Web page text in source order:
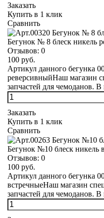
Заказать
Купить в 1 клик
Сравнить
Бегунок № 8 блеск никель
Отзывов: 0
100 руб.
Артикул данного бегунка
реверсивныйНаш магазин
запчастей для чемоданов.
Заказать
Купить в 1 клик
Сравнить
Бегунок №10 блеск никель
Отзывов: 0
100 руб.
Артикул данного бегунка
встречныеНаш магазин
запчастей для чемоданов.